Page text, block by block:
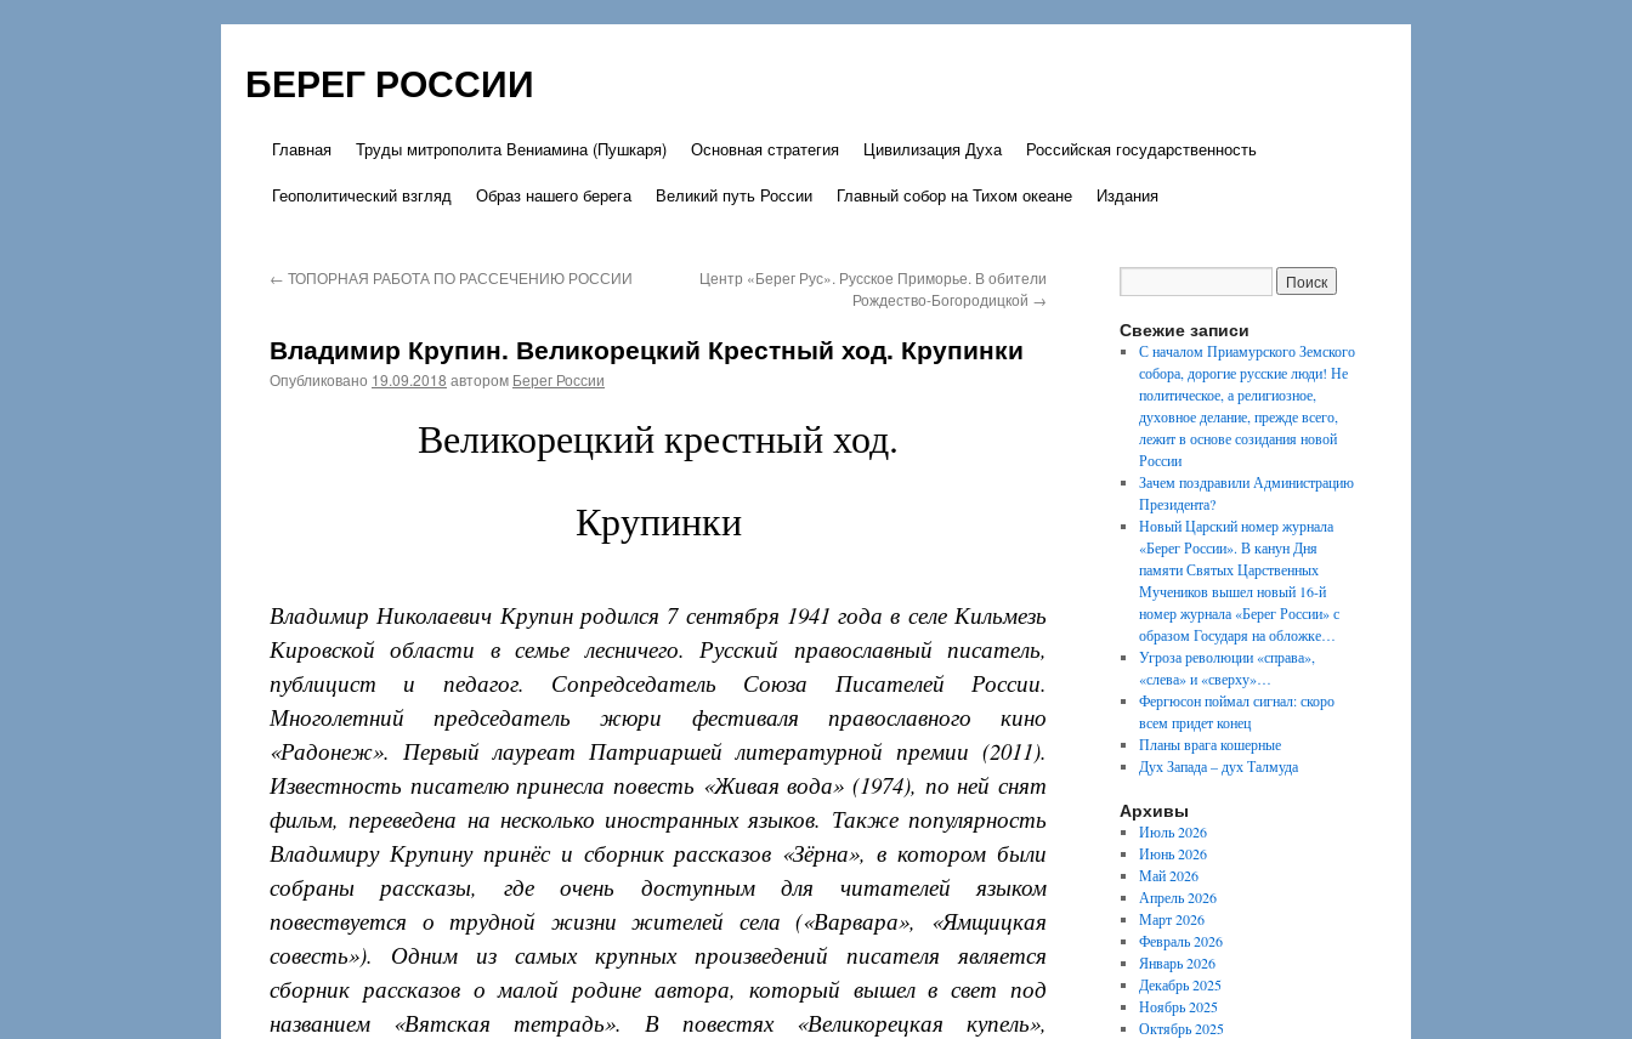
БЕРЕГ РОССИИ
Перейти
Главная Труды митрополита Вениамина (Пушкаря) Основная стратегия Цивилизация Духа
Российская государственность
Геополитический взгляд
Образ нашего берега Великий путь России Главный собор на Тихом океане Издания
← ТОПОРНАЯ РАБОТА ПО РАССЕЧЕНИЮ РОССИИ
Центр «Берег Рус». Русское Приморье. В обители
Рождество-Богородицкой →
Владимир Крупин. Великорецкий Крестный ход. Крупинки
Опубликовано 19.09.2018 автором Берег России
Великорецкий крестный ход.
Крупинки
Владимир Николаевич Крупин родился 7 сентября 1941 года в селе Кильмезь
Кировской области в семье лесничего. Русский православный писатель,
публицист и педагог. Сопредседатель Союза Писателей России.
Многолетний председатель жюри фестиваля православного кино
«Радонеж». Первый лауреат Патриаршей литературной премии (2011).
Известность писателю принесла повесть «Живая вода» (1974), по ней снят
фильм, переведена на несколько иностранных языков. Также популярность
Владимиру Крупину принёс и сборник рассказов «Зёрна», в котором были
собраны рассказы, где очень доступным для читателей языком
повествуется о трудной жизни жителей села («Варвара», «Ямщицкая
совесть»). Одним из самых крупных произведений писателя является
сборник рассказов о малой родине автора, который вышел в свет под
названием «Вятская тетрадь». В повестях «Великорецкая купель»,
Свежие записи
С началом Приамурского Земского
собора, дорогие русские люди! Не
политическое, а религиозное,
духовное делание, прежде всего,
лежит в основе созидания новой
России
Зачем поздравили Администрацию
Президента?
Новый Царский номер журнала
«Берег России». В канун Дня
памяти Святых Царственных
Мучеников вышел новый 16-й
номер журнала «Берег России» с
образом Государя на обложке…
Угроза революции «справа»,
«слева» и «сверху»…
Фергюсон поймал сигнал: скоро
всем придет конец
Планы врага кошерные
Дух Запада – дух Талмуда
Архивы
Июль 2026
Июнь 2026
Май 2026
Апрель 2026
Март 2026
Февраль 2026
Январь 2026
Декабрь 2025
Ноябрь 2025
Октябрь 2025